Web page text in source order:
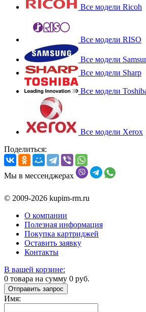
Все модели Ricoh
Все модели RISO
Все модели
Все модели Sharp
Все модели
Все модели Xerox
Поделиться:
Мы в мессенджерах
© 2009-2026 kupim-rm.ru
О компании
Полезная информация
Покупка картриджей
Оставить заявку
Контакты
В вашей корзине:
0 товара на сумму 0 руб.
Отправить запрос
Имя: